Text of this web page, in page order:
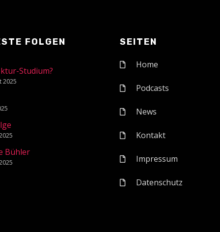
FOLGEN
Studium?
2025
Bühler
SEITEN
Home
Podcasts
News
Kontakt
Impressum
Datenschutz